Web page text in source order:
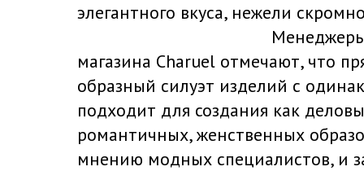
элегантного вкуса, нежели
магазина Charuel отмечают, что
образный силуэт изделий с
подходит для создания как
романтичных, женственных
мнению модных специалистов, и